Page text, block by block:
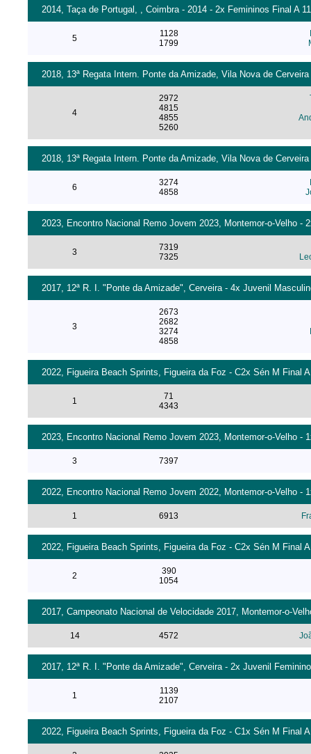
2014, Taça de Portugal, , Coimbra - 2014 - 2x Femininos Final A
5
1128
1799
2018, 13ª Regata Intern. Ponte da Amizade, Vila Nova de
4
2972
4815
4855
5260
2018, 13ª Regata Intern. Ponte da Amizade, Vila Nova de
6
3274
4858
2023, Encontro Nacional Remo Jovem 2023, Montemor-o-Velho -
3
7319
7325
2017, 12ª R. I. "Ponte da Amizade", Cerveira - 4x Juvenil
3
2673
2682
3274
4858
2022, Figueira Beach Sprints, Figueira da Foz - C2x Sén M Final
1
71
4343
2023, Encontro Nacional Remo Jovem 2023, Montemor-o-Velho -
3 7397
2022, Encontro Nacional Remo Jovem 2022, Montemor-o-Velho -
1 6913
2022, Figueira Beach Sprints, Figueira da Foz - C2x Sén M Final
2
390
1054
2017, Campeonato Nacional de Velocidade 2017, Montemor-o-
14 4572
2017, 12ª R. I. "Ponte da Amizade", Cerveira - 2x Juvenil
1
1139
2107
2022, Figueira Beach Sprints, Figueira da Foz - C1x Sén M Final